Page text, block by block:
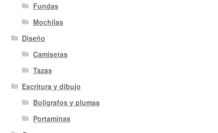
Fundas
Mochilas
Diseño
Camisetas
Tazas
Escritura y dibujo
Bolígrafos y plumas
Portaminas